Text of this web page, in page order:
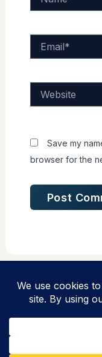
Save my
browser for the